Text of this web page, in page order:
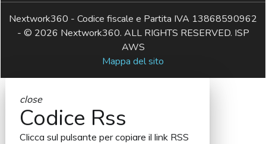
Nextwork360 - Codice fiscale e Partita IVA 13868590962
- © 2026 Nextwork360. ALL RIGHTS RESERVED. ISP
AWS
Mappa del sito
close
Codice Rss
Clicca sul pulsante per copiare il link RSS